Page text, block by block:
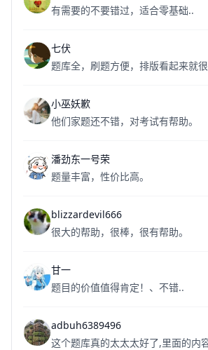
有需要的不要错过，适合零基础..
七伏
题库全，刷题方便，排版看起来就
小巫妖歉
他们家题还不错，对考试有帮助。
潘劲东一号荣
题量丰富，性价比高。
blizzardevil666
很大的帮助，很棒，很有帮助。
甘一
题目的价值值得肯定！、不错..
adbuh6389496
这个题库真的太太太好了,里面的内